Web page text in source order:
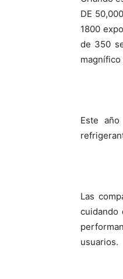
DE
1800
de 350
magnífico
Este
Las
cuidando
usuarios.